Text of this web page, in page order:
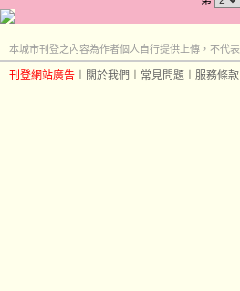
本城市刊登之內容為作者個人自行提供上傳，不代表
刊登網站廣告 關於我們 常見問題 服務條款